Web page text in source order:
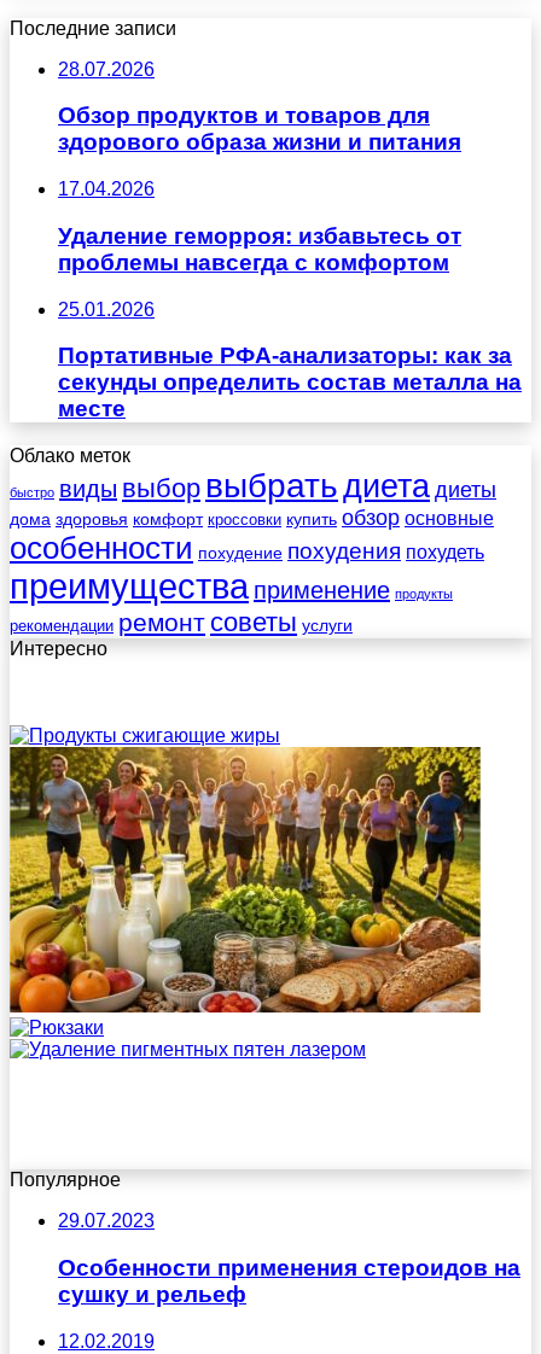
Последние записи
28.07.2026
Обзор продуктов и товаров для
здорового образа жизни и питания
17.04.2026
Удаление геморроя: избавьтесь от
проблемы навсегда с комфортом
25.01.2026
Портативные РФА-анализаторы: как за
секунды определить состав металла на
месте
Облако меток
быстро виды выбор выбратьдиета диеты
дома здоровья комфорт кроссовки купить обзор основные
особенности похудение похудения похудеть
преимущества применение продукты
рекомендации ремонт советы услуги
Интересно
Популярное
29.07.2023
Особенности применения стероидов на
сушку и рельеф
12.02.2019